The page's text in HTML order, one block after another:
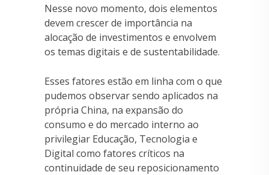
Nesse novo momento, dois elementos
devem crescer de importância na
alocação de investimentos e envolvem
os temas digitais e de sustentabilidade.
Esses fatores estão em linha com o que
pudemos observar sendo aplicados na
própria China, na expansão do
consumo e do mercado interno ao
privilegiar Educação, Tecnologia e
Digital como fatores críticos na
continuidade de seu reposicionamento